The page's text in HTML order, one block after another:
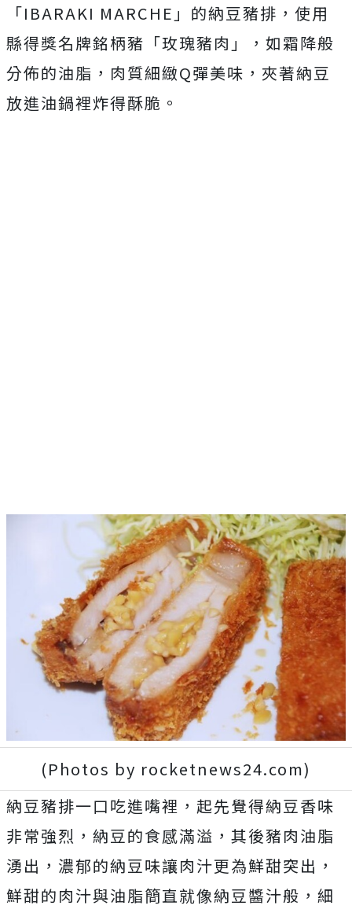
「IBARAKI MARCHE」的納豆豬排，使用
縣得獎名牌銘柄豬「玫瑰豬肉」，如霜降般
分佈的油脂，肉質細緻Q彈美味，夾著納豆
放進油鍋裡炸得酥脆。
(Photos by rocketnews24.com)
納豆豬排一口吃進嘴裡，起先覺得納豆香味
非常強烈，納豆的食感滿溢，其後豬肉油脂
湧出，濃郁的納豆味讓肉汁更為鮮甜突出，
鮮甜的肉汁與油脂簡直就像納豆醬汁般，細